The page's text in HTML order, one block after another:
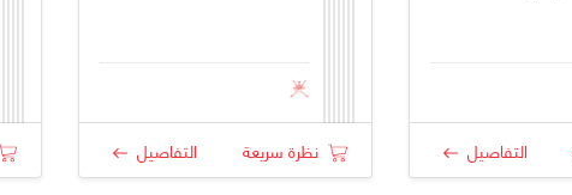
التفاصيل نظرة سريعة التفاصيل